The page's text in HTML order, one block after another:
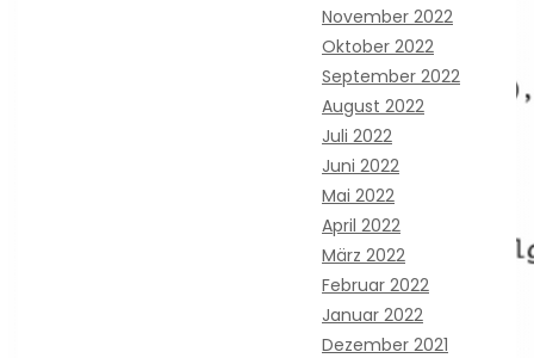
November 2022
Oktober 2022
September 2022
August 2022
Juli 2022
Juni 2022
Mai 2022
April 2022
März 2022
Februar 2022
Januar 2022
Dezember 2021